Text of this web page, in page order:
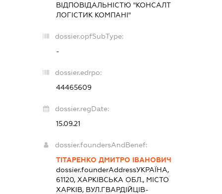
ВІДПОВІДАЛЬНІСТЮ "КОНСАЛТ
ЛОГІСТИК КОМПАНІ"
dossier.opfSubType:
-
dossier.edrpo:
44465609
dossier.regDate:
15.09.21
dossier.foundersAndBenef:
ТІТАРЕНКО ДМИТРО ІВАНОВИЧ
dossier.founderAddressУКРАЇНА,
61120, ХАРКІВСЬКА ОБЛ., МІСТО
ХАРКІВ, ВУЛ.ГВАРДІЙЦІВ-